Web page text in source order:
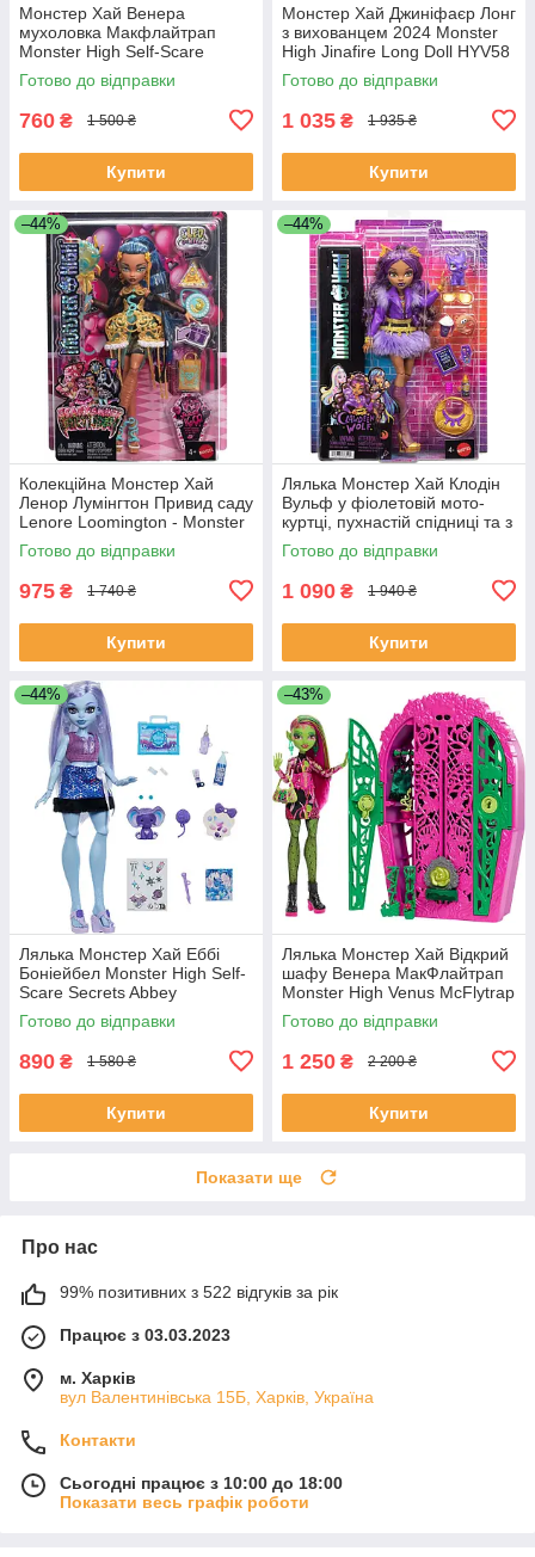
Монстер Хай Венера
мухоловка Макфлайтрап
Monster High Self-Scare
Secrets Venus McFlytrap Doll
JHK45
Готово до відправки
760 ₴ 1 500 ₴
Купити
Монстер Хай Джиніфаєр Лонг
з вихованцем 2024 Monster
High Jinafire Long Doll HYV58
Готово до відправки
1 035 ₴ 1 935 ₴
Купити
–44%
Колекційна Монстер Хай
Ленор Лумінгтон Привид саду
Lenore Loomington - Monster
High HRP94
Готово до відправки
975 ₴ 1 740 ₴
Купити
–44%
Лялька Монстер Хай Клодін
Вульф у фіолетовій мото-
куртці, пухнастій спідниці та з
вихованцем Crescent ‎JHK30
Готово до відправки
1 090 ₴ 1 940 ₴
Купити
–44%
Лялька Монстер Хай Еббі
Боніейбел Monster High Self-
Scare Secrets Abbey
Bominable Doll JHK44
Готово до відправки
890 ₴ 1 580 ₴
Купити
–43%
Лялька Монстер Хай Відкрий
шафу Венера МакФлайтрап
Monster High Venus McFlytrap
Skulltimate Secrets Doll Hyt71
Готово до відправки
1 250 ₴ 2 200 ₴
Купити
Показати ще
Про нас
99% позитивних з 522 відгуків за рік
Працює з 03.03.2023
м. Харків
вул Валентинівська 15Б, Харків, Україна
Контакти
Сьогодні працює з 10:00 до 18:00
Показати весь графік роботи